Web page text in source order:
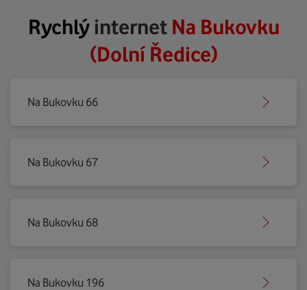
Rychlýinternet Na Bukovku
(Dolní Ředice)
Na Bukovku 66
Na Bukovku 67
Na Bukovku 68
Na Bukovku 196